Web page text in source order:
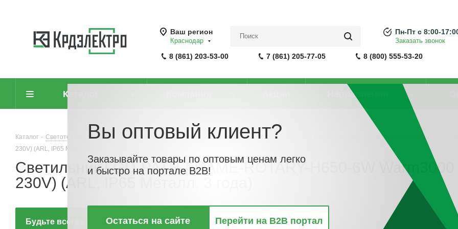
Ваш регион
Краснодар
8 (861) 203-53-00 7 (861) 205-77-05 8 (800) 555-53-20
Пн-Пт с 8:00-
Заказать звонок
Каталог Направления
Каталог - Светотехника - Светильники ландшафтные - Светильник ландшафтный торшерного типа/ светильник-столбик/ световая тумба
230V) (ARL, IP65 Металл, 3 года)
Светильник LGD-PATH-FRAME-ROTARY-H650-6W
230V) (ARL, IP65 Металл, 3 года)
Будьте всегда в курсе!
Вы оптовый клиент?
Заказывайте товары по оптовым ценам легко
и быстро на портале B2B!
Остаться на сайте Перейти на B2B портал